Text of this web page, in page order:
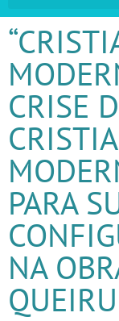
CRISE
PARA
NA